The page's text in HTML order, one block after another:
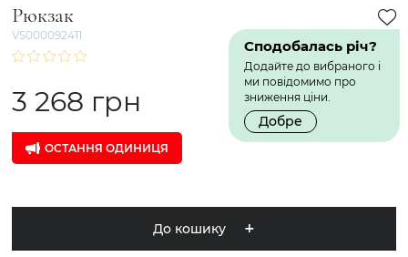
Рюкзак
VS000092411
Сподобалась річ?
Додайте до вибраного і
ми повідомимо про
зниження ціни.
Добре
3 268 грн
ОСТАННЯ ОДИНИЦЯ
До кошику